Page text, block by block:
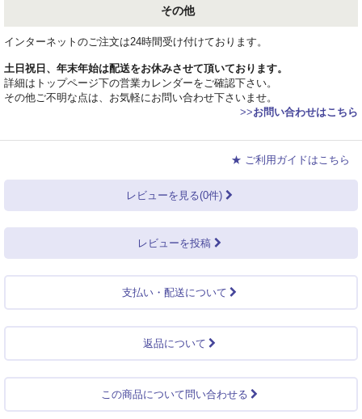
その他
インターネットのご注文は24時間受け付けております。
土日祝日、年末年始は配送をお休みさせて頂いております。
詳細はトップページ下の営業カレンダーをご確認下さい。
その他ご不明な点は、お気軽にお問い合わせ下さいませ。
>>お問い合わせはこちら
★ ご利用ガイドはこちら
レビューを見る(0件)
レビューを投稿
支払い・配送について
返品について
この商品について問い合わせる